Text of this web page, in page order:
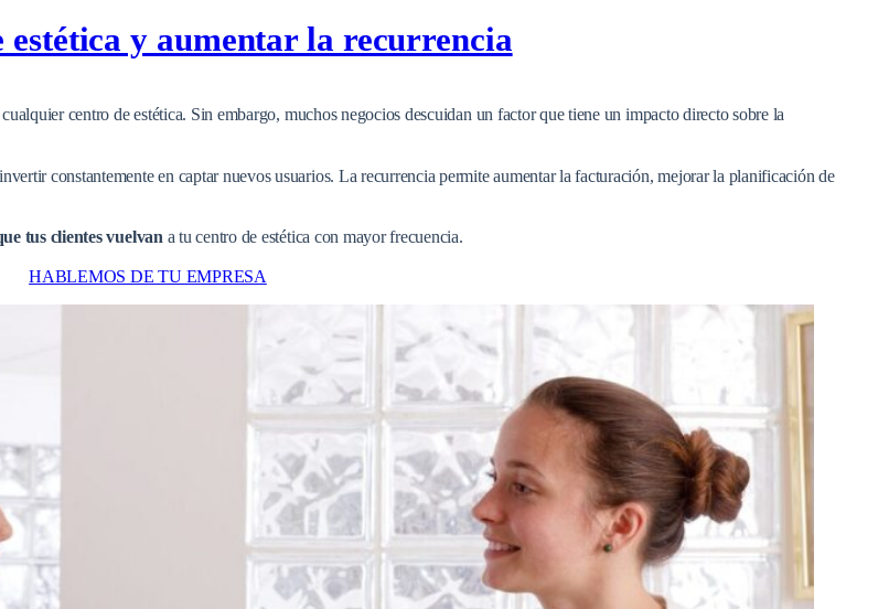
y aumentar la recurrencia
centro de estética. Sin embargo, muchos negocios descuidan un factor que tiene un impacto directo sobre la
constantemente en captar nuevos usuarios. La recurrencia permite aumentar la facturación, mejorar la planificación de
tus clientes vuelvan a tu centro de estética con mayor frecuencia.
HABLEMOS DE TU EMPRESA